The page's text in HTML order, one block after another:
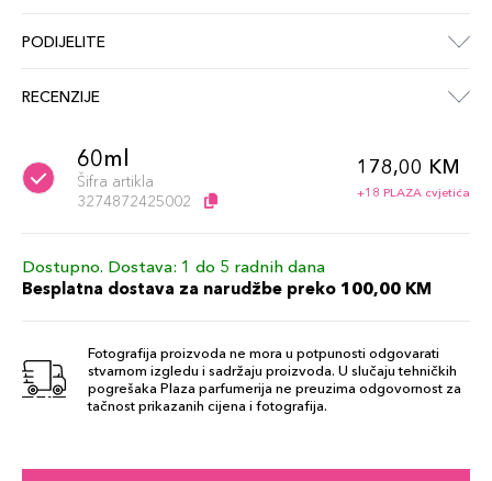
PODIJELITE
RECENZIJE
60ml
Šifra artikla
3274872425002
178,00 KM
+18 PLAZA cvjetića
Dostupno. Dostava: 1 do 5 radnih dana
Besplatna dostava za narudžbe preko 100,00 KM
Fotografija proizvoda ne mora u potpunosti odgovarati
stvarnom izgledu i sadržaju proizvoda. U slučaju tehničkih
pogrešaka Plaza parfumerija ne preuzima odgovornost za
tačnost prikazanih cijena i fotografija.